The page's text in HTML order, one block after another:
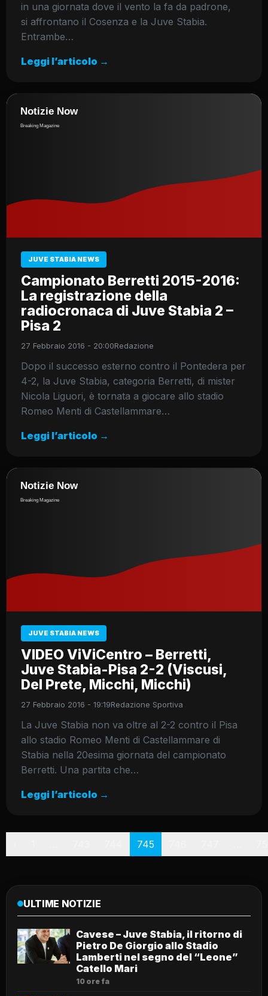
in una giornata dove il vento la fa da padrone,
si affrontano il Cosenza e la Juve Stabia.
Entrambe…
Leggi l’articolo →
JUVE STABIA NEWS
Campionato Berretti 2015-2016:
La registrazione della
radiocronaca di Juve Stabia 2 –
Pisa 2
27 Febbraio 2016 - 20:00Redazione
Dopo il successo esterno contro il Pontedera per
4-2, la Juve Stabia, categoria Berretti, di mister
Nicola Liguori, è tornata a giocare allo stadio
Romeo Menti di Castellammare…
Leggi l’articolo →
JUVE STABIA NEWS
VIDEO ViViCentro – Berretti,
Juve Stabia-Pisa 2-2 (Viscusi,
Del Prete, Micchi, Micchi)
27 Febbraio 2016 - 19:19Redazione Sportiva
La Juve Stabia non va oltre al 2-2 contro il Pisa
allo stadio Romeo Menti di Castellammare di
Stabia nella 20esima giornata del campionato
Berretti. Una partita che…
Leggi l’articolo →
745
ULTIME NOTIZIE
Cavese – Juve Stabia, il ritorno di
Pietro De Giorgio allo Stadio
Lamberti nel segno del “Leone”
Catello Mari
10 ore fa